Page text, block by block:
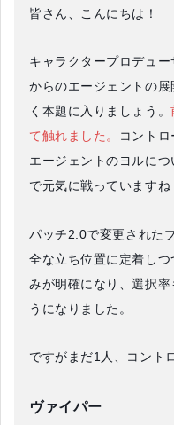
皆さん、こんにちは！
キャラクタープロデュ
からのエージェントの
く本題に入りましょう。
て触れました。
コント
エージェントのヨルに
で元気に戦っていますね
パッチ2.0で変更された
全な立ち位置に定着し
みが明確になり、選択
うになりました。
ですがまだ1人、コント
ヴァイパー